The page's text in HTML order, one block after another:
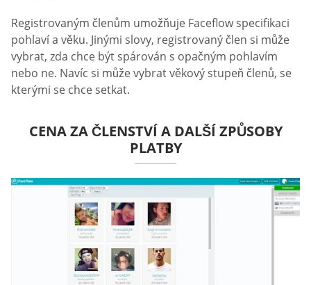
Registrovaným členům umožňuje Faceflow specifikaci
pohlaví a věku. Jinými slovy, registrovaný člen si může
vybrat, zda chce být spárován s opačným pohlavím
nebo ne. Navíc si může vybrat věkový stupeň členů, se
kterými se chce setkat.
CENA ZA ČLENSTVÍ A DALŠÍ ZPŮSOBY
PLATBY